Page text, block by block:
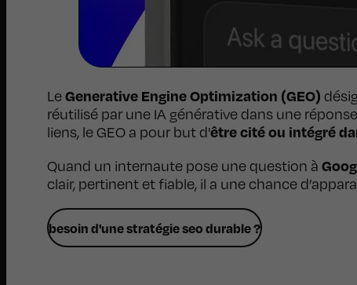
LeGenerative Engine Optimization (GEO)
réutilisé par une IA générative dans une
liens, le GEO a pour but d'être cité ou intégré
Quand un internaute pose une question à
clair, pertinent et fiable, il a une chance
besoin d'une stratégie seo durable ?